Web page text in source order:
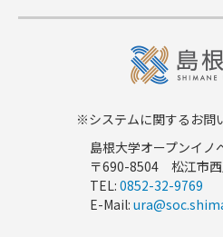
※システムに関するお問
島根大学オープンイノ
〒690-8504 松江市西
TEL: 0852-32-9769
E-Mail: